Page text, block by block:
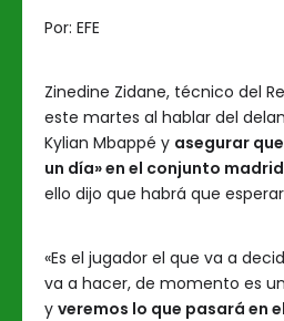
Por: EFE
Zinedine Zidane, técnico del
este martes al hablar del
Kylian Mbappé y asegurar
un día» en el conjunto
ello dijo que habrá que
«Es el jugador el que va a
va a hacer, de momento es
y veremos lo que pasará en